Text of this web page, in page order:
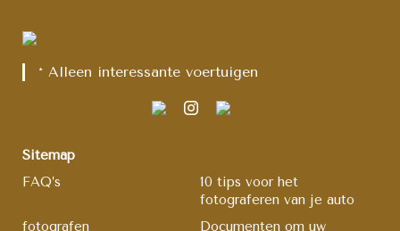
* Alleen interessante voertuigen
Sitemap
FAQ’s
10 tips voor het
fotograferen van je auto
fotografen
Documenten om uw